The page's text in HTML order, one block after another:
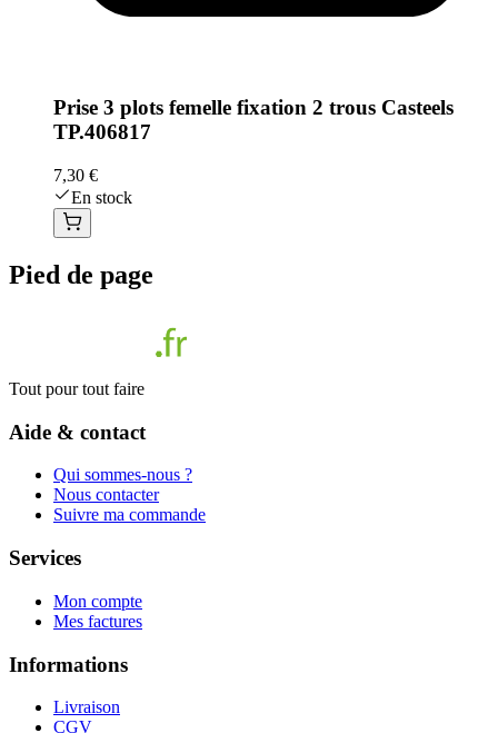
Prise 3 plots femelle fixation 2 trous Casteels
TP.406817
7,30 €
En stock
Pied de page
Tout pour tout faire
Aide & contact
Qui sommes-nous ?
Nous contacter
Suivre ma commande
Services
Mon compte
Mes factures
Informations
Livraison
CGV